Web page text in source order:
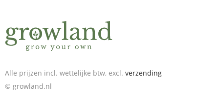
Alle prijzen incl. wettelijke btw, excl. verzending
© growland.nl